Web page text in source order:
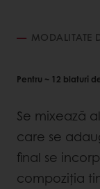
MODALITATE
Pentru ~ 12 blaturi
Se mixează
care se
final se
compoziția